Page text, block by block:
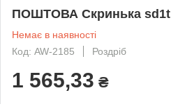
ПОШТОВА Скринька sd1t
Немає в наявності
Код: AW-2185
Роздріб
1 565,33 ₴